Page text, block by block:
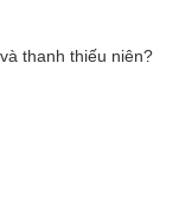
thanh thiếu niên?